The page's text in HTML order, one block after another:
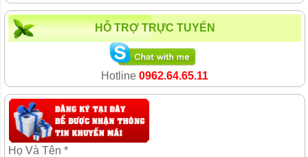
HỖ TRỢ TRỰC TUYẾN
Hotline 0962.64.65.11
Họ Và Tên *